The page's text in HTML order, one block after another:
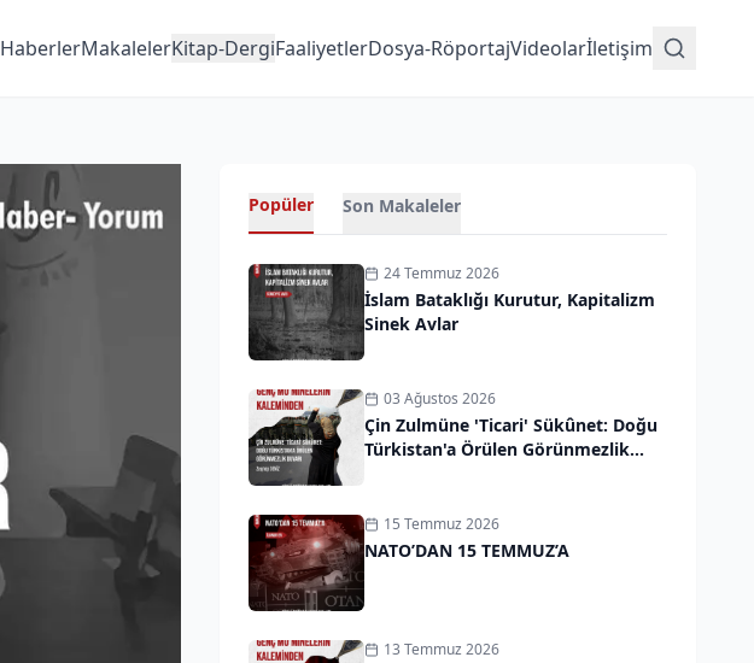
HaberlerMakalelerKitap-DergiFaaliyetlerDosya-RöportajVideolarİletişim
Popüler Son Makaleler
24 Temmuz 2026
İslam Bataklığı Kurutur, Kapitalizm
Sinek Avlar
03 Ağustos 2026
Çin Zulmüne 'Ticari' Sükûnet: Doğu
Türkistan'a Örülen Görünmezlik
15 Temmuz 2026
NATO’DAN 15 TEMMUZ’A
13 Temmuz 2026